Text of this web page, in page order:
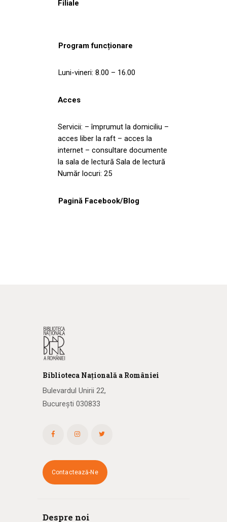
Filiale
Program funcționare
Luni-vineri: 8.00 – 16.00
Acces
Servicii: – împrumut la domiciliu –
acces liber la raft – acces la
internet – consultare documente
la sala de lectură Sala de lectură
Număr locuri: 25
Pagină Facebook/Blog
Biblioteca Națională a României
Bulevardul Unirii 22,
București 030833
Contactează-Ne
Despre noi